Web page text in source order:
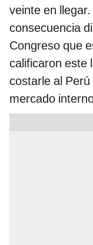
veinte en
consecuencia
Congreso que
calificaron este
costarle al
mercado